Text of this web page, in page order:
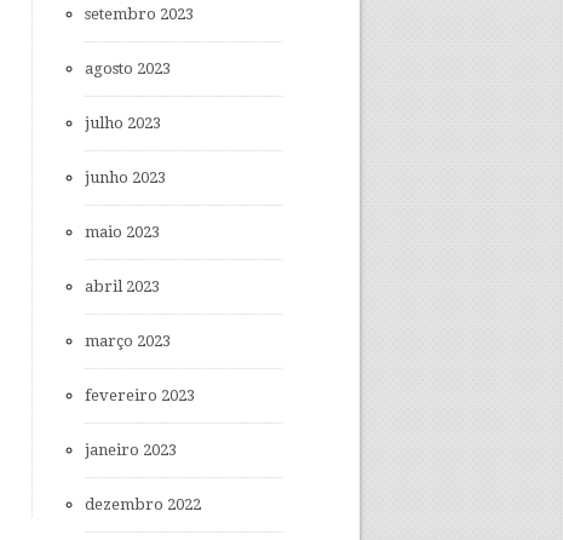
setembro 2023
agosto 2023
julho 2023
junho 2023
maio 2023
abril 2023
março 2023
fevereiro 2023
janeiro 2023
dezembro 2022